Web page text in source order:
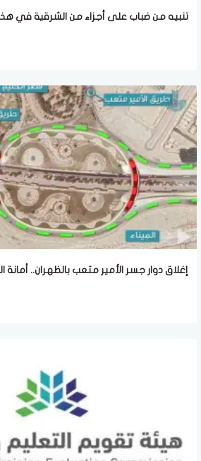
تنبيه من ضباب على أجزاء من الشرقية في
إغلاق دوار جسر الأمير متعب بالظهران.. أمانة